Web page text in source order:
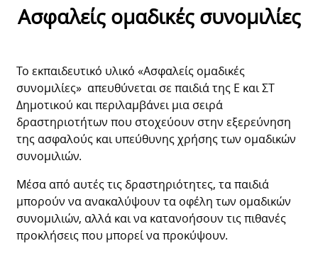
Ασφαλείς ομαδικές συνομιλίες
Το εκπαιδευτικό υλικό «Ασφαλείς ομαδικές
συνομιλίες» απευθύνεται σε παιδιά της Ε και ΣΤ
Δημοτικού και περιλαμβάνει μια σειρά
δραστηριοτήτων που στοχεύουν στην εξερεύνηση
της ασφαλούς και υπεύθυνης χρήσης των ομαδικών
συνομιλιών.
Μέσα από αυτές τις δραστηριότητες, τα παιδιά
μπορούν να ανακαλύψουν τα οφέλη των ομαδικών
συνομιλιών, αλλά και να κατανοήσουν τις πιθανές
προκλήσεις που μπορεί να προκύψουν.